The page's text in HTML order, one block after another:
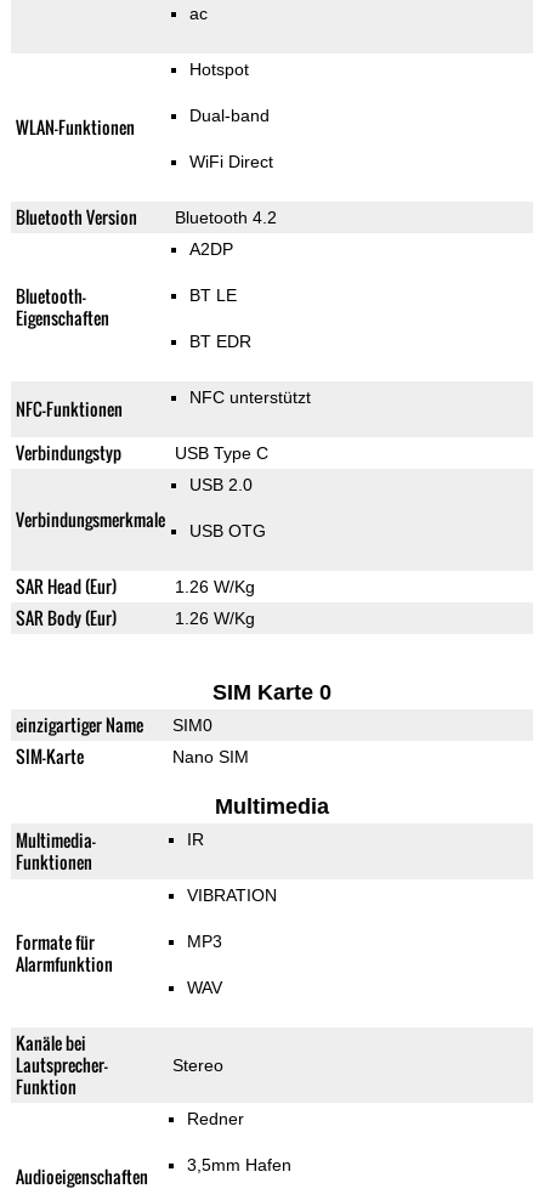
ac
WLAN-Funktionen
Hotspot
Dual-band
WiFi Direct
Bluetooth Version Bluetooth 4.2
Bluetooth-
Eigenschaften
A2DP
BT LE
BT EDR
NFC-Funktionen NFC unterstützt
Verbindungstyp USB Type C
Verbindungsmerkmale
USB 2.0
USB OTG
SAR Head (Eur) 1.26 W/Kg
SAR Body (Eur) 1.26 W/Kg
SIM Karte 0
einzigartiger Name SIM0
SIM-Karte Nano SIM
Multimedia
Multimedia-
Funktionen
IR
Formate für
Alarmfunktion
VIBRATION
MP3
WAV
Kanäle bei
Lautsprecher-
Funktion
Stereo
Audioeigenschaften
Redner
3,5mm Hafen